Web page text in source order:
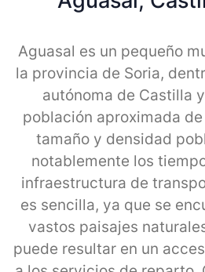
Aguasal es un pequeño
la provincia de Soria,
autónoma de Castilla
población aproximada
tamaño y densidad
notablemente los
infraestructura de
es sencilla, ya que se
vastos paisajes
puede resultar en un